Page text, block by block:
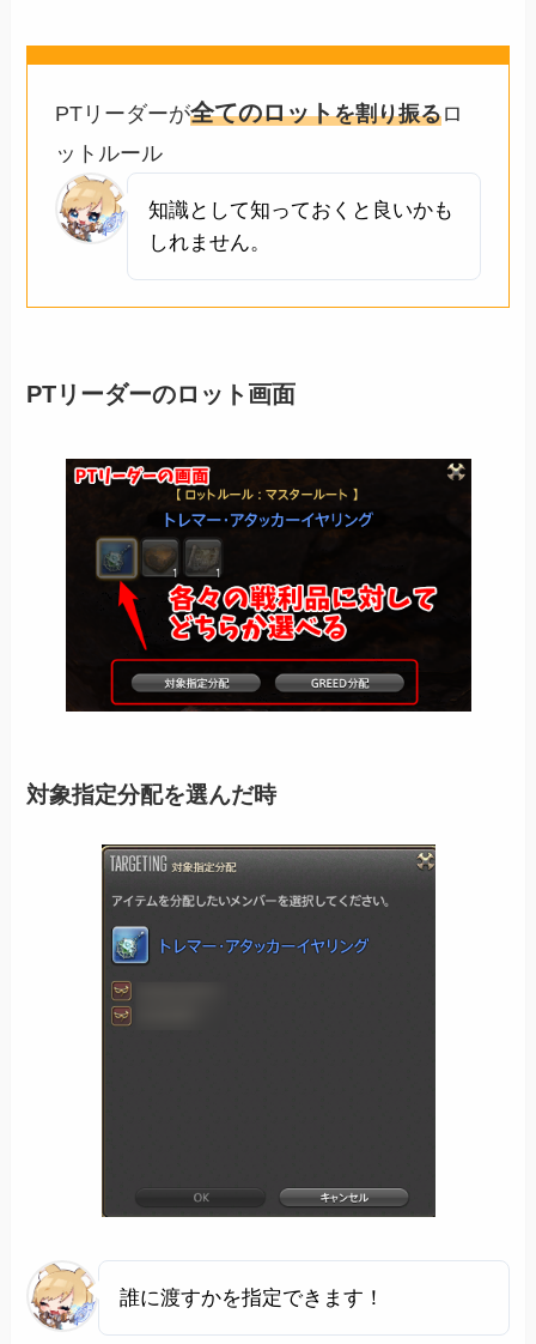
PTリーダーが全てのロットを割り振るロ
ットルール
知識として知っておくと良いかも
しれません。
PTリーダーのロット画面
対象指定分配を選んだ時
誰に渡すかを指定できます！